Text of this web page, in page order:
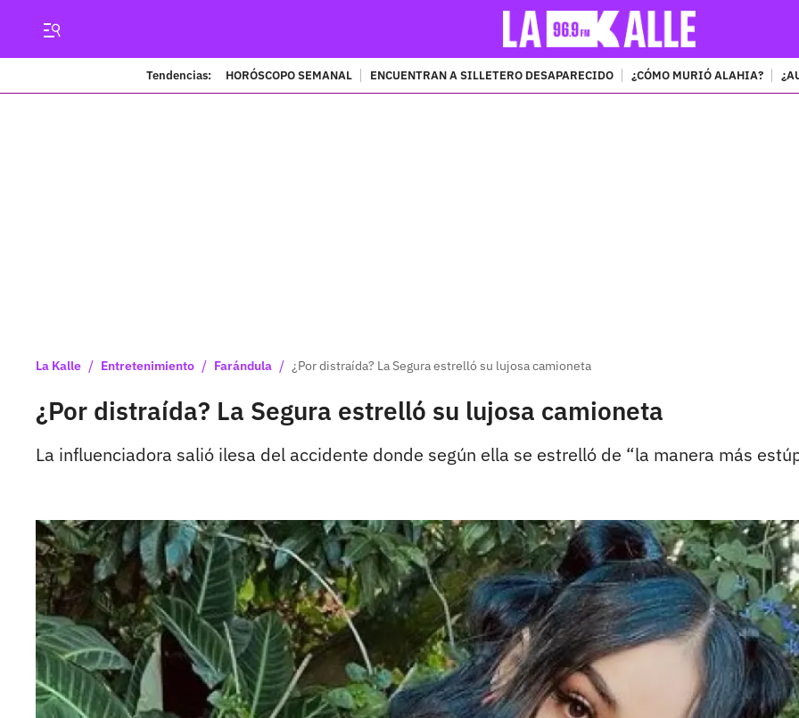
Tendencias: HORÓSCOPO SEMANAL ENCUENTRAN A SILLETERO DESAPARECIDO ¿CÓMO MURIÓ ALAHIA?
La Kalle / Entretenimiento / Farándula / ¿Por distraída? La Segura estrelló su lujosa camioneta
¿Por distraída? La Segura estrelló su lujosa camioneta
La influenciadora salió ilesa del accidente donde según ella se estrelló de “la manera más